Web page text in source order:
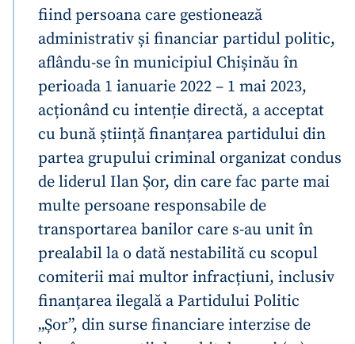
fiind persoana care gestionează
administrativ și financiar partidul politic,
aflându-se în municipiul Chișinău în
perioada 1 ianuarie 2022 – 1 mai 2023,
acționând cu intenție directă, a acceptat
cu bună știință finanțarea partidului din
partea grupului criminal organizat condus
de liderul Ilan Șor, din care fac parte mai
multe persoane responsabile de
transportarea banilor care s-au unit în
prealabil la o dată nestabilită cu scopul
comiterii mai multor infracțiuni, inclusiv
finanțarea ilegală a Partidului Politic
„Șor”, din surse financiare interzise de